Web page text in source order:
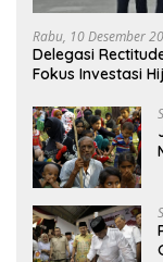
Rabu, 10 Desember
Delegasi
Fokus Investasi